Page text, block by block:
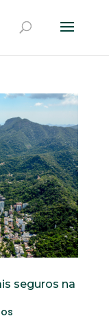
seguros na